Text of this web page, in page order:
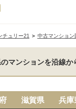
チュリー21 中古マンション
マンションを沿線か
滋賀県 兵庫